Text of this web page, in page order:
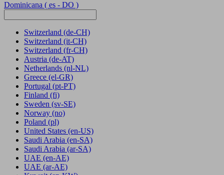
Dominicana ( es - DO )
Switzerland (de-CH)
Switzerland (it-CH)
Switzerland (fr-CH)
Austria (de-AT)
Netherlands (nl-NL)
Greece (el-GR)
Portugal (pt-PT)
Finland (fi)
Sweden (sv-SE)
Norway (no)
Poland (pl)
United States (en-US)
Saudi Arabia (en-SA)
Saudi Arabia (ar-SA)
UAE (en-AE)
UAE (ar-AE)